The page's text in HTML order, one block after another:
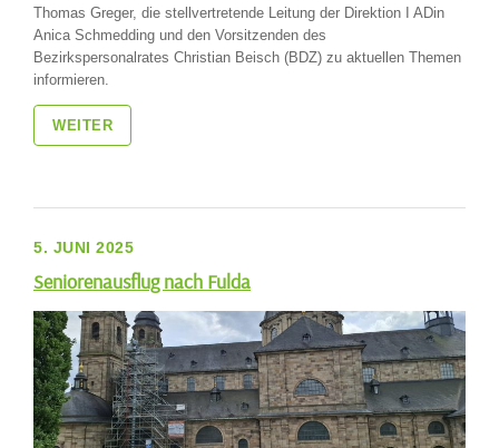
Thomas Greger, die stellvertretende Leitung der Direktion I ADin
Anica Schmedding und den Vorsitzenden des
Bezirkspersonalrates Christian Beisch (BDZ) zu aktuellen Themen
informieren.
WEITER
5. JUNI 2025
Seniorenausflug nach Fulda